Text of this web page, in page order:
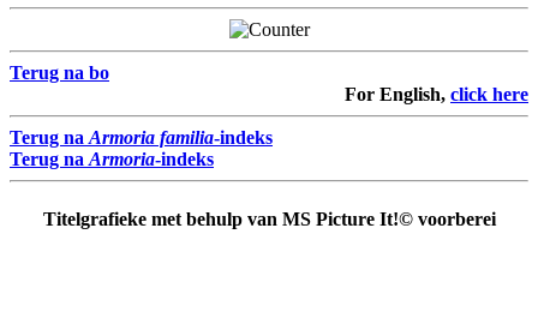
Terug na bo
For English, click here
Terug naArmoria familia-indeks
Terug naArmoria-indeks
Titelgrafieke met behulp van MS Picture It!© voorberei